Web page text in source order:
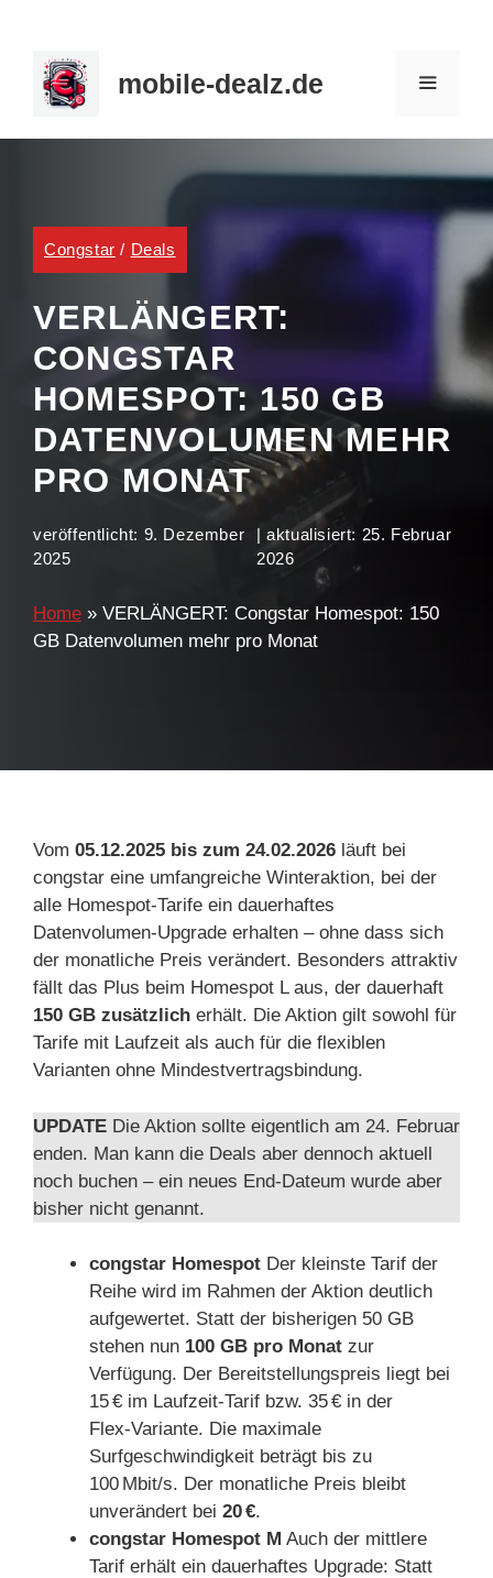
Inhalt
springen
mobile-dealz.de
Congstar / Deals
VERLÄNGERT:
CONGSTAR
HOMESPOT: 150 GB
DATENVOLUMEN MEHR
PRO MONAT
veröffentlicht: 9. Dezember
2025
| aktualisiert: 25. Februar
2026
Home » VERLÄNGERT: Congstar Homespot: 150
GB Datenvolumen mehr pro Monat
Vom 05.12.2025 bis zum 24.02.2026 läuft bei
congstar eine umfangreiche Winteraktion, bei der
alle Homespot‑Tarife ein dauerhaftes
Datenvolumen‑Upgrade erhalten – ohne dass sich
der monatliche Preis verändert. Besonders attraktiv
fällt das Plus beim Homespot L aus, der dauerhaft
150 GB zusätzlich erhält. Die Aktion gilt sowohl für
Tarife mit Laufzeit als auch für die flexiblen
Varianten ohne Mindestvertragsbindung.
UPDATE Die Aktion sollte eigentlich am 24. Februar
enden. Man kann die Deals aber dennoch aktuell
noch buchen – ein neues End-Dateum wurde aber
bisher nicht genannt.
congstar Homespot Der kleinste Tarif der
Reihe wird im Rahmen der Aktion deutlich
aufgewertet. Statt der bisherigen 50 GB
stehen nun 100 GB pro Monat zur
Verfügung. Der Bereitstellungspreis liegt bei
15 € im Laufzeit‑Tarif bzw. 35 € in der
Flex‑Variante. Die maximale
Surfgeschwindigkeit beträgt bis zu
100 Mbit/s. Der monatliche Preis bleibt
unverändert bei 20 €.
congstar Homespot M Auch der mittlere
Tarif erhält ein dauerhaftes Upgrade: Statt